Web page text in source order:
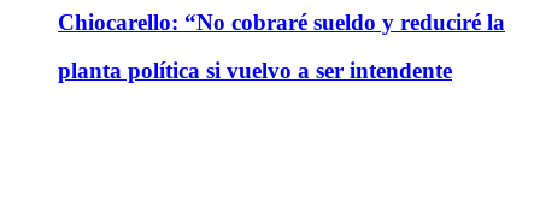
Chiocarello: “No cobraré sueldo y reduciré la
planta política si vuelvo a ser intendente